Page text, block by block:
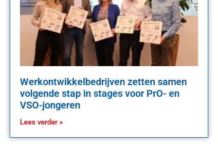
Werkontwikkelbedrijven zetten samen
volgende stap in stages voor PrO- en
VSO-jongeren
Lees verder »